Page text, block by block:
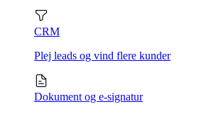
CRM
Plej leads og vind flere kunder
Dokument og e-signatur